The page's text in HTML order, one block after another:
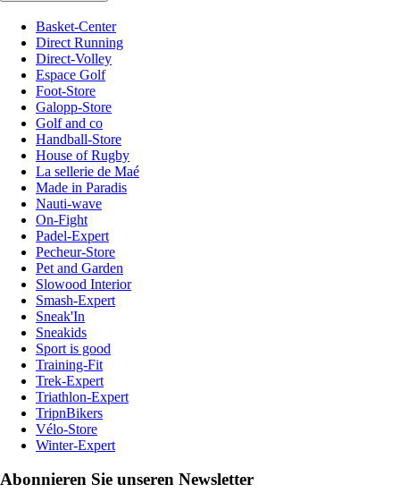
Basket-Center
Direct Running
Direct-Volley
Espace Golf
Foot-Store
Galopp-Store
Golf and co
Handball-Store
House of Rugby
La sellerie de Maé
Made in Paradis
Nauti-wave
On-Fight
Padel-Expert
Pecheur-Store
Pet and Garden
Slowood Interior
Smash-Expert
Sneak'In
Sneakids
Sport is good
Training-Fit
Trek-Expert
Triathlon-Expert
TripnBikers
Vélo-Store
Winter-Expert
Abonnieren Sie unseren Newsletter